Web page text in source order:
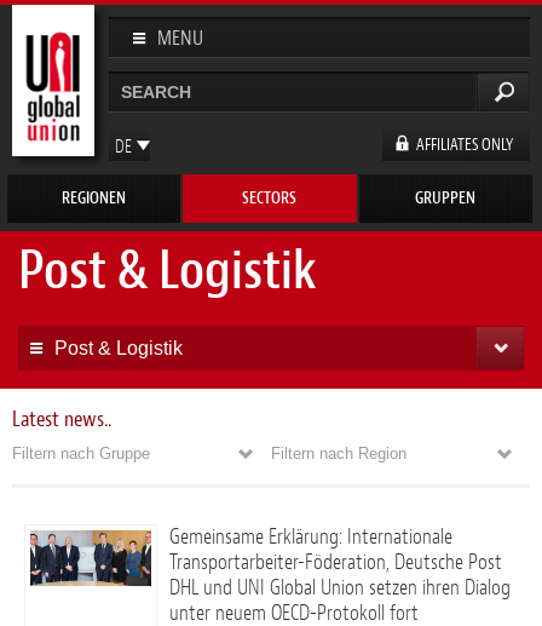
Direkt
zum
Inhalt
MENU
DE
EN
AFFILIATES ONLY
Suchformular
REGIONEN SECTORS GRUPPEN
Post & Logistik
Post & Logistik
Latest news..
Filtern nach Gruppe Filtern nach Region
Gemeinsame Erklärung: Internationale
Transportarbeiter-Föderation, Deutsche Post
DHL und UNI Global Union setzen ihren Dialog
unter neuem OECD-Protokoll fort